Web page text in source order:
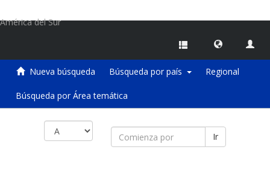
América del Sur
Nueva búsqueda Búsqueda por país Regional
Búsqueda por Área temática
Ir